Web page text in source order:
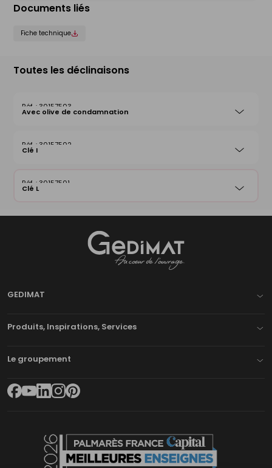
Documents liés
Fiche technique
Toutes les déclinaisons
30157503
Avec olive de condamnation
30157502
Clé I
30157501
Clé L
GEDIMAT
Produits, Inspirations, Services
Le groupement